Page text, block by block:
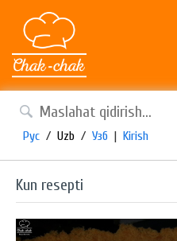
Рус / Uzb / Узб | Kirish
Kun resepti